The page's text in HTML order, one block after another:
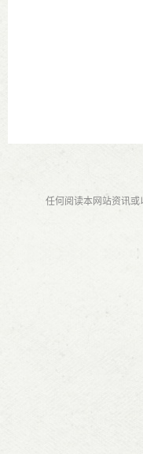
任何阅读本网站资讯